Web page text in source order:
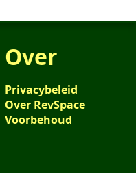
Over
Privacybeleid
Over RevSpace
Voorbehoud